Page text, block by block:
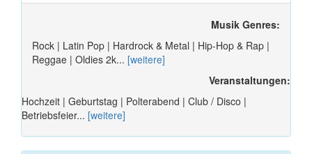
Musik Genres:
Rock | Latin Pop | Hardrock & Metal | Hip-Hop & Rap |
Reggae | Oldies 2k... [weitere]
Veranstaltungen:
Hochzeit | Geburtstag | Polterabend | Club / Disco |
Betriebsfeier... [weitere]